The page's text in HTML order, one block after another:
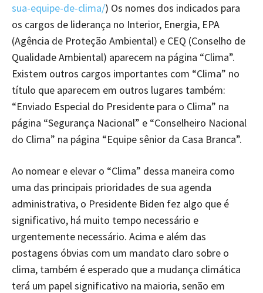
sua-equipe-de-clima/) Os nomes dos indicados para
os cargos de liderança no Interior, Energia, EPA
(Agência de Proteção Ambiental) e CEQ (Conselho de
Qualidade Ambiental) aparecem na página “Clima”.
Existem outros cargos importantes com “Clima” no
título que aparecem em outros lugares também:
“Enviado Especial do Presidente para o Clima” na
página “Segurança Nacional” e “Conselheiro Nacional
do Clima” na página “Equipe sênior da Casa Branca”.
Ao nomear e elevar o “Clima” dessa maneira como
uma das principais prioridades de sua agenda
administrativa, o Presidente Biden fez algo que é
significativo, há muito tempo necessário e
urgentemente necessário. Acima e além das
postagens óbvias com um mandato claro sobre o
clima, também é esperado que a mudança climática
terá um papel significativo na maioria, senão em